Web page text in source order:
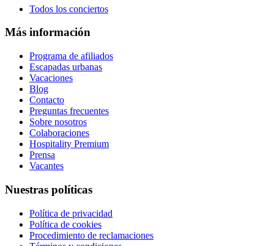
Todos los conciertos
Más información
Programa de afiliados
Escapadas urbanas
Vacaciones
Blog
Contacto
Preguntas frecuentes
Sobre nosotros
Colaboraciones
Hospitality Premium
Prensa
Vacantes
Nuestras políticas
Política de privacidad
Política de cookies
Procedimiento de reclamaciones